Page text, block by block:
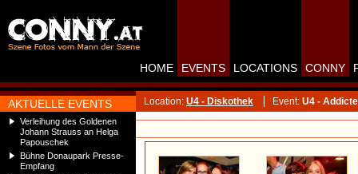
AKTUELLE EVENTS
Verleihung des Goldenen
Johann Strauss an Helga
Papouschek
Bühne Donaupark Presse-
Empfang
HOME EVENTS LOCATIONS CONNY
Location: U4 - Diskothek Event: U4 -